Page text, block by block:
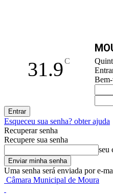
31.9C
Esqueceu sua senha? obter ajuda
Recuperar senha
Recupere sua senha
seu
Uma senha será enviada por e-
Câmara Municipal de Moura